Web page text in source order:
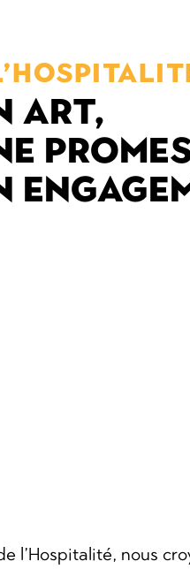
ART,
l’Hospitalité, nous